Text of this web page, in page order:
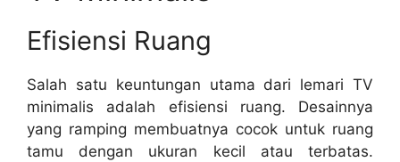
Efisiensi Ruang
Salah satu keuntungan utama dari lemari TV
minimalis adalah efisiensi ruang. Desainnya
yang ramping membuatnya cocok untuk ruang
tamu dengan ukuran kecil atau terbatas.